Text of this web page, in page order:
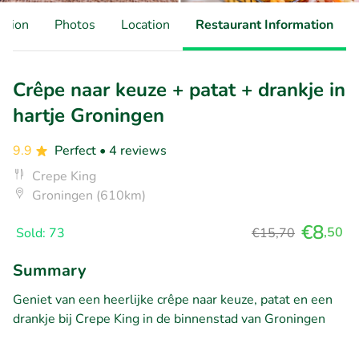
Photos Location Restaurant Information
Crêpe naar keuze + patat + drankje in
hartje Groningen
9.9 Perfect • 4 reviews
Crepe King
Groningen (610km)
Sold: 73 €15,70 €8,50
Summary
Geniet van een heerlijke crêpe naar keuze, patat en een
drankje bij Crepe King in de binnenstad van Groningen